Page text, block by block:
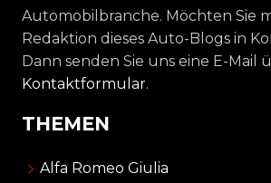
Automobilbranche. Möchten Sie
Redaktion dieses Auto-Blogs in
Dann senden Sie uns eine E-Mail
Kontaktformular.
THEMEN
Alfa Romeo Giulia